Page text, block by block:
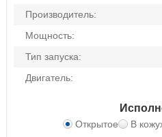
Производитель:
Мощность:
Тип запуска:
Двигатель:
Открытое В